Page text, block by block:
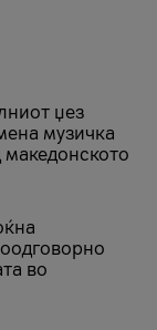
џез
музичка
во